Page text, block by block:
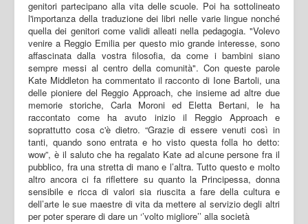
genitori partecipano alla vita delle scuole. Poi ha sottolineato
l'importanza della traduzione dei libri nelle varie lingue nonché
quella dei genitori come validi alleati nella pedagogia. "Volevo
venire a Reggio Emilia per questo mio grande interesse, sono
affascinata dalla vostra filosofia, da come i bambini siano
sempre messi al centro della comunità". Con queste parole
Kate Middleton ha commentato il racconto di Ione Bartoli, una
delle pioniere del Reggio Approach, che insieme ad altre due
memorie storiche, Carla Moroni ed Eletta Bertani, le ha
raccontato come ha avuto inizio il Reggio Approach e
soprattutto cosa c'è dietro. “Grazie di essere venuti così in
tanti, quando sono entrata e ho visto questa folla ho detto:
wow”, è il saluto che ha regalato Kate ad alcune persone fra il
pubblico, fra una stretta di mano e l’altra. Tutto questo e molto
altro ancora ci fa riflettere su quanto la Principessa, donna
sensibile e ricca di valori sia riuscita a fare della cultura e
dell’arte le sue maestre di vita da mettere al servizio degli altri
per poter sperare di dare un ‘’volto migliore’’ alla società